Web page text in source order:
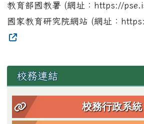
教育部國教署 (網址：https://
國家教育研究院網站 (網址：
左邊區域內容
校務連結
校務行政系統